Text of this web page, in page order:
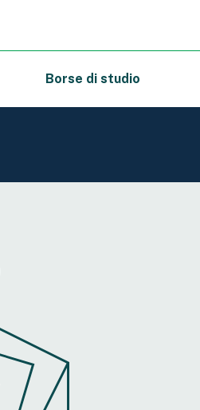
Borse di studio